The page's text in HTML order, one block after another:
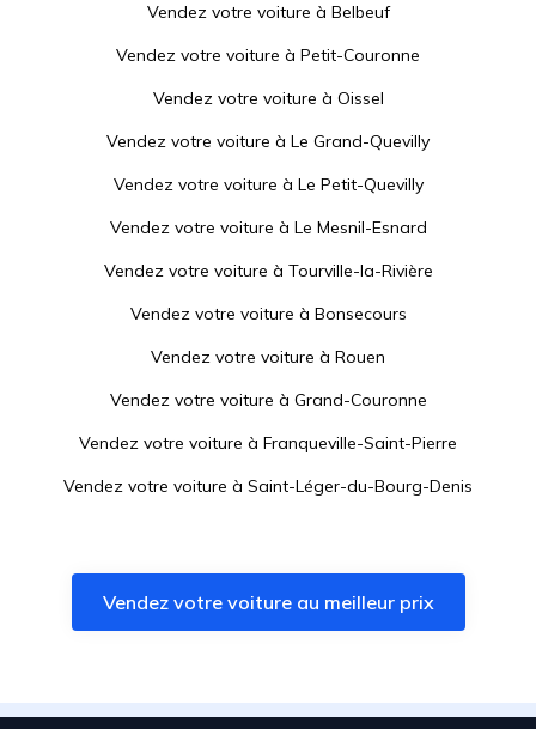
Vendez votre voiture à Belbeuf
Vendez votre voiture à Petit-Couronne
Vendez votre voiture à Oissel
Vendez votre voiture à Le Grand-Quevilly
Vendez votre voiture à Le Petit-Quevilly
Vendez votre voiture à Le Mesnil-Esnard
Vendez votre voiture à Tourville-la-Rivière
Vendez votre voiture à Bonsecours
Vendez votre voiture à Rouen
Vendez votre voiture à Grand-Couronne
Vendez votre voiture à Franqueville-Saint-Pierre
Vendez votre voiture à Saint-Léger-du-Bourg-Denis
Vendez votre voiture àBoos
Vendez votre voiture àDarnétal
Vendez votre voiture au meilleur prix